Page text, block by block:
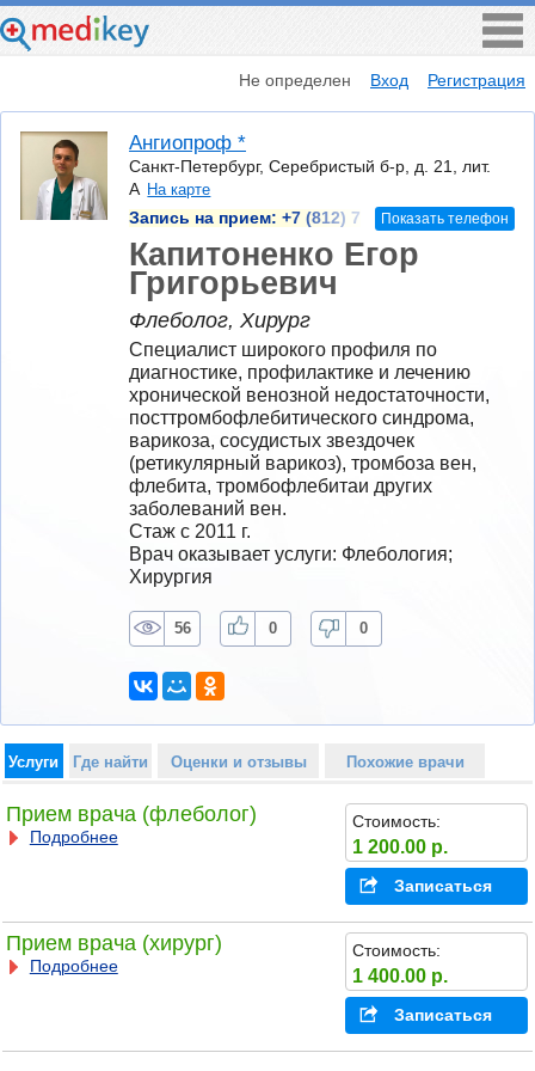
Не определен Вход Регистрация
Ангиопроф *
Санкт-Петербург, Серебристый б-р, д. 21, лит.
А На карте
Запись на прием: +7 (812) 7 Показать телефон
Капитоненко Егор
Григорьевич
Флеболог, Хирург
Специалист широкого профиля по
диагностике, профилактике и лечению
хронической венозной недостаточности,
посттромбофлебитического синдрома,
варикоза, сосудистых звездочек
(ретикулярный варикоз), тромбоза вен,
флебита, тромбофлебитаи других
заболеваний вен.
Стаж с 2011 г.
Врач оказывает услуги: Флебология;
Хирургия
56 0 0
Услуги Где найти Оценки и отзывы Похожие врачи
Прием врача (флеболог)
Подробнее
Стоимость:
1 200.00 р.
Записаться
Прием врача (хирург)
Подробнее
Стоимость:
1 400.00 р.
Записаться